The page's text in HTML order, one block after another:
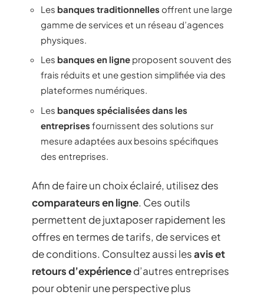
Les banques traditionnelles offrent une large
gamme de services et un réseau d’agences
physiques.
Les banques en ligne proposent souvent des
frais réduits et une gestion simplifiée via des
plateformes numériques.
Les banques spécialisées dans les
entreprises fournissent des solutions sur
mesure adaptées aux besoins spécifiques
des entreprises.
Afin de faire un choix éclairé, utilisez des
comparateurs en ligne. Ces outils
permettent de juxtaposer rapidement les
offres en termes de tarifs, de services et
de conditions. Consultez aussi lesavis et
retours d’expérienced’autres entreprises
pour obtenir une perspective plus